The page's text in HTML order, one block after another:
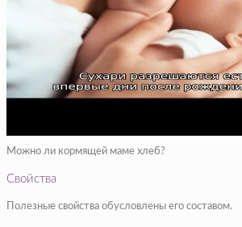
Можно ли кормящей маме хлеб?
Свойства
Полезные свойства обусловлены его составом.